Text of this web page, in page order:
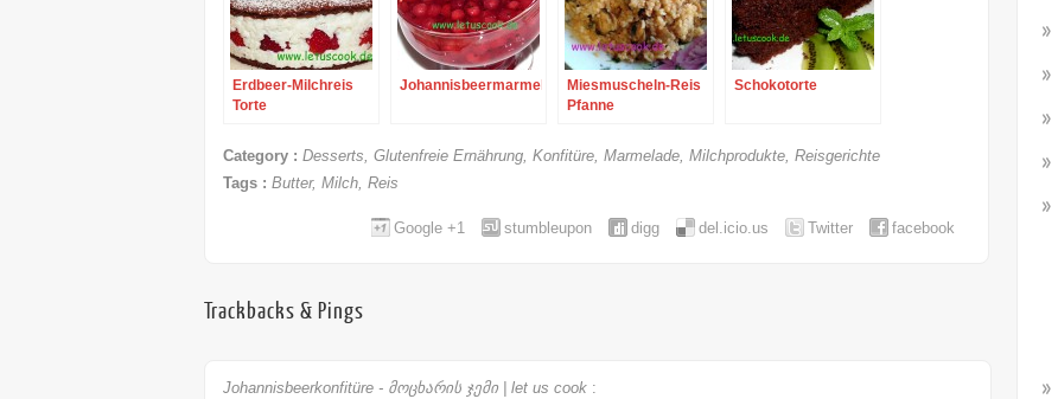
Erdbeer-Milchreis
Torte
Johannisbeermarmelade Miesmuscheln-Reis
Pfanne
Schokotorte
Category : Desserts, Glutenfreie Ernährung, Konfitüre, Marmelade, Milchprodukte, Reisgerichte
Tags : Butter, Milch, Reis
facebook
Twitter
del.icio.us
digg
stumbleupon
Google +1
Trackbacks & Pings
Johannisbeerkonfitüre - მოცხარის ჯემი | let us cook :